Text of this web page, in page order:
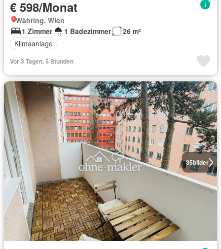
€ 598/Monat
Währing, Wien
1 Zimmer
1 Badezimmer
26 m²
Klimaanlage
Vor 3 Tagen, 5 Stunden
35bilder